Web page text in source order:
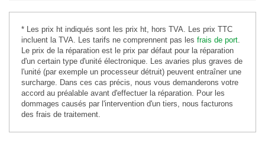
* Les prix ht indiqués sont les prix ht, hors TVA. Les prix TTC
incluent la TVA. Les tarifs ne comprennent pas les frais de port
Le prix de la réparation est le prix par défaut pour la réparation
d'un certain type d'unité électronique. Les avaries plus graves de
l'unité (par exemple un processeur détruit) peuvent entraîner une
surcharge. Dans ces cas précis, nous vous demanderons votre
accord au préalable avant d'effectuer la réparation. Pour les
dommages causés par l'intervention d'un tiers, nous facturons
des frais de traitement.